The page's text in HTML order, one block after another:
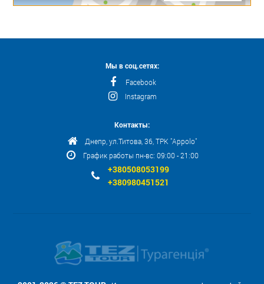
Мы в соц.сетях:
Facebook
Instagram
Контакты:
Днепр, ул.Титова, 36, ТРК "Appolo"
График работы пн-вс: 09:00 - 21:00
+380508053199
+380980451521